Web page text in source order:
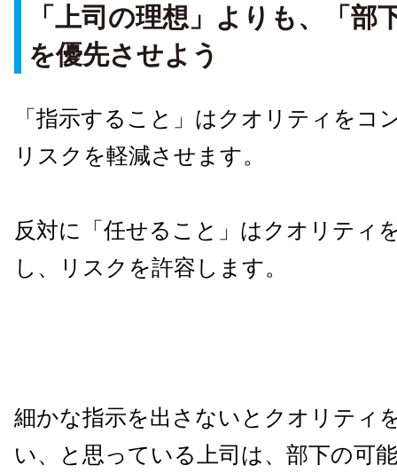
「上司の理想」よりも、「部
を優先させよう
「指示すること」はクオリティをコ
リスクを軽減させます。
反対に「任せること」はクオリティ
し、リスクを許容します。
細かな指示を出さないとクオリティ
い、と思っている上司は、部下の可